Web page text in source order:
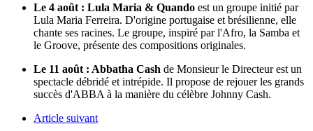
Le 4 août : Lula Maria & Quando est un groupe initié par
Lula Maria Ferreira. D'origine portugaise et brésilienne, elle
chante ses racines. Le groupe, inspiré par l'Afro, la Samba et
le Groove, présente des compositions originales.
Le 11 août : Abbatha Cash de Monsieur le Directeur est un
spectacle débridé et intrépide. Il propose de rejouer les grands
succès d'ABBA à la manière du célèbre Johnny Cash.
Article suivant